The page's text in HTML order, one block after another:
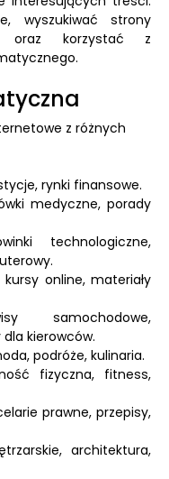
wyszukiwać strony
oraz korzystać z
z różnych
rynki finansowe.
medyczne, porady
technologiczne,
online, materiały
samochodowe,
kierowców.
podróże, kulinaria.
fizyczna, fitness,
prawne, przepisy,
architektura,